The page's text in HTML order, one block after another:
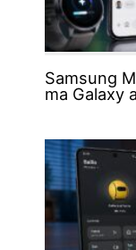
Samsung
ma Galaxy